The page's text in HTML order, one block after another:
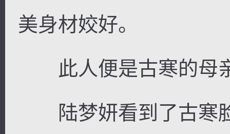
美身材姣好。
此人便是古寒的母
陆梦妍看到了古寒